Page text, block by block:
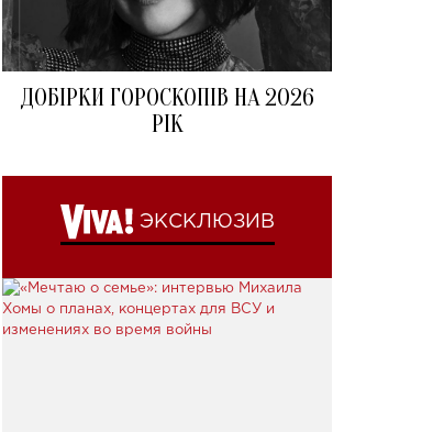
ДОБІРКИ ГОРОСКОПІВ НА 2026
РІК
ЭКСКЛЮЗИВ